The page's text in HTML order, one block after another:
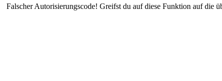
Falscher Autorisierungscode! Greifst du auf diese Funktion auf die